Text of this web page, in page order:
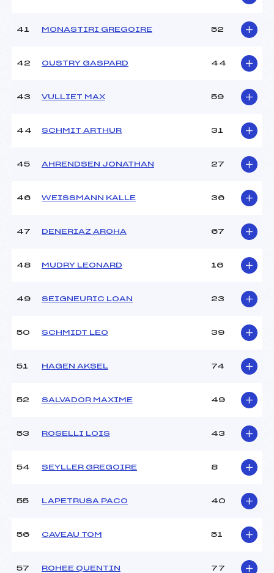
41 MONASTIRI GREGOIRE 52
42 OUSTRY GASPARD 44
43 VULLIET MAX 59
44 SCHMIT ARTHUR 31
45 AHRENDSEN JONATHAN 27
46 WEISSMANN KALLE 36
47 DENERIAZ AROHA 67
48 MUDRY LEONARD 16
49 SEIGNEURIC LOAN 23
50 SCHMIDT LEO 39
51 HAGEN AKSEL 74
52 SALVADOR MAXIME 49
53 ROSELLI LOIS 43
54 SEYLLER GREGOIRE 8
55 LAPETRUSA PACO 40
56 CAVEAU TOM 51
57 ROHEE QUENTIN 77